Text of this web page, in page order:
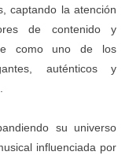
captando la atención
de contenido y
como uno de los
auténticos y
su universo
influenciada por